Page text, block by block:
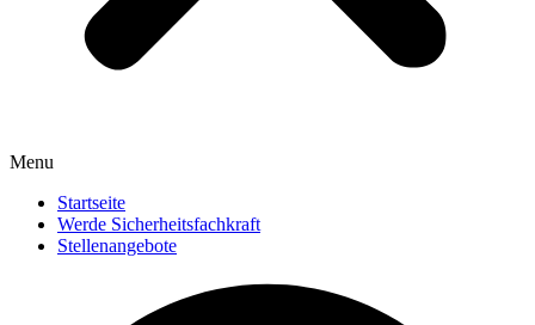
Menu
Startseite
Werde Sicherheitsfachkraft
Stellenangebote